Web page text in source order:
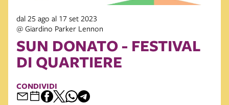
dal 25 ago al 17 set 2023
@ Giardino Parker Lennon
SUN DONATO - FESTIVAL
DI QUARTIERE
CONDIVIDI